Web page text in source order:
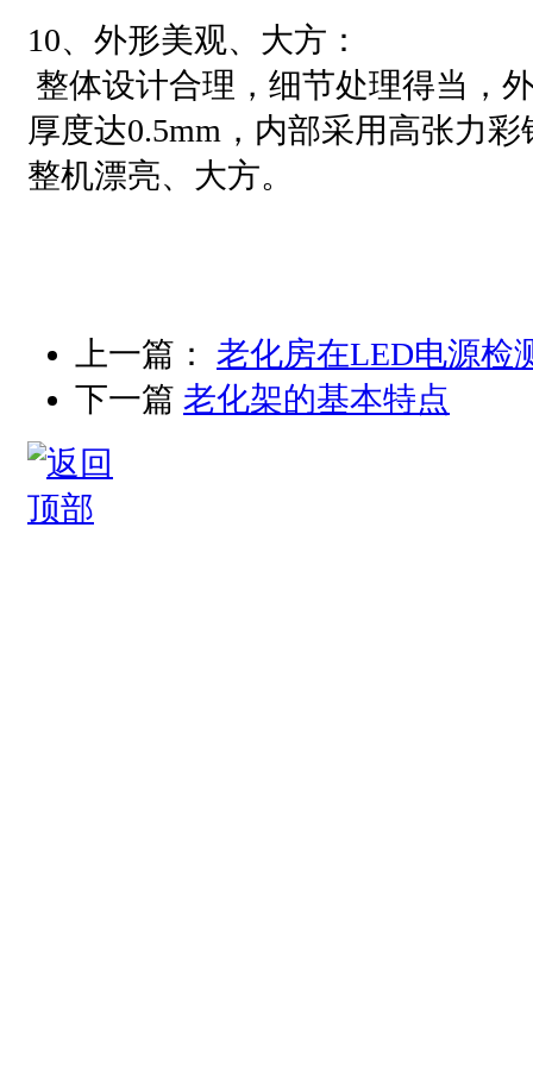
10、外形美观、大方：
整体设计合理，细节处理得当，
厚度达0.5mm，内部采用高张力
整机漂亮、大方。
上一篇： 老化房在LED电源检
下一篇 老化架的基本特点